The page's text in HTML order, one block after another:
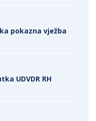
pokazna vježba
UDVDR RH